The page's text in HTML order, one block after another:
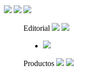
Editorial
Productos